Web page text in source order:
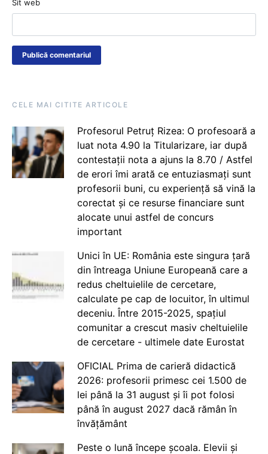
Sit web
CELE MAI CITITE ARTICOLE
Profesorul Petruț Rizea: O profesoară a
luat nota 4.90 la Titularizare, iar după
contestații nota a ajuns la 8.70 / Astfel
de erori îmi arată ce entuziasmați sunt
profesorii buni, cu experiență să vină la
corectat și ce resurse financiare sunt
alocate unui astfel de concurs
important
Unici în UE: România este singura țară
din întreaga Uniune Europeană care a
redus cheltuielile de cercetare,
calculate pe cap de locuitor, în ultimul
deceniu. Între 2015-2025, spațiul
comunitar a crescut masiv cheltuielile
de cercetare - ultimele date Eurostat
OFICIAL Prima de carieră didactică
2026: profesorii primesc cei 1.500 de
lei până la 31 august și îi pot folosi
până în august 2027 dacă rămân în
învățământ
Peste o lună începe școala. Elevii și